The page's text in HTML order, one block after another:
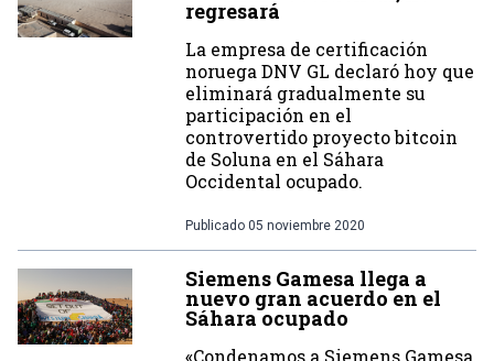
regresará
La empresa de certificación
noruega DNV GL declaró hoy que
eliminará gradualmente su
participación en el
controvertido proyecto bitcoin
de Soluna en el Sáhara
Occidental ocupado.
Publicado 05 noviembre 2020
Siemens Gamesa llega a
nuevo gran acuerdo en el
Sáhara ocupado
«Condenamos a Siemens Gamesa